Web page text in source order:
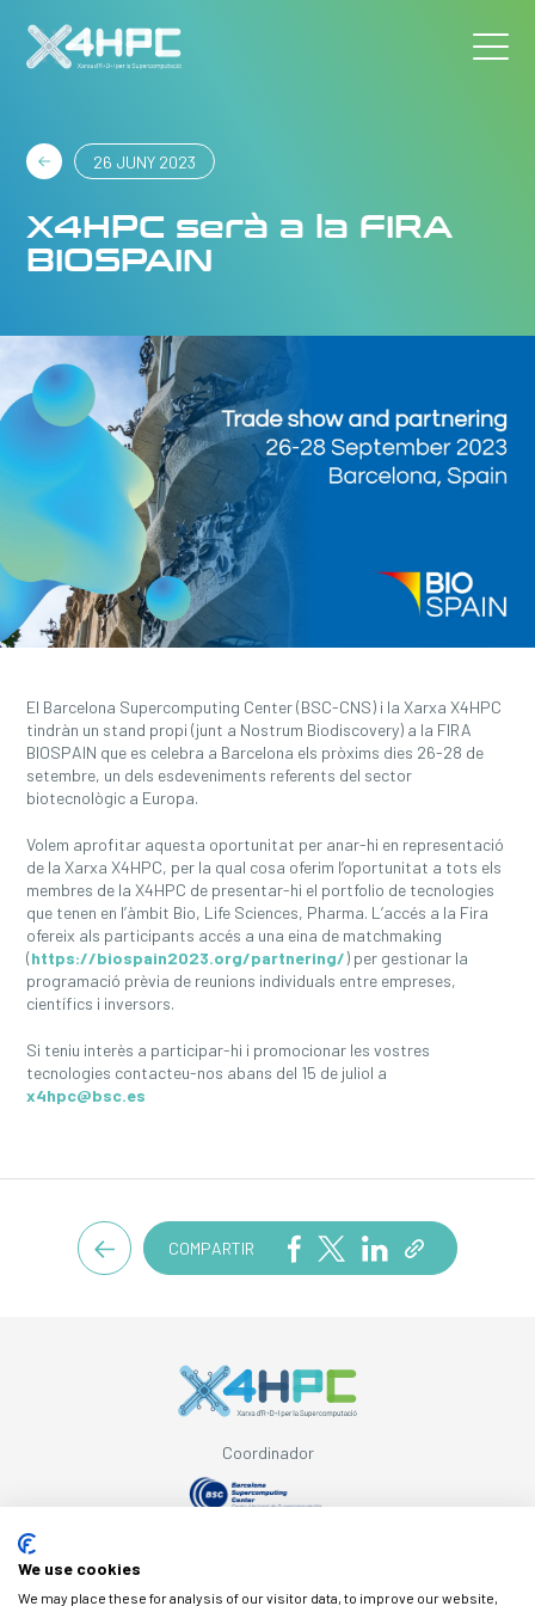
26 JUNY 2023
X4HPC serà a la FIRA
BIOSPAIN
El Barcelona Supercomputing Center (BSC-CNS) i la Xarxa X4HPC
tindràn un stand propi (junt a Nostrum Biodiscovery) a la FIRA
BIOSPAIN que es celebra a Barcelona els pròxims dies 26-28 de
setembre, un dels esdeveniments referents del sector
biotecnològic a Europa.
Volem aprofitar aquesta oportunitat per anar-hi en representació
de la Xarxa X4HPC, per la qual cosa oferim l’oportunitat a tots els
membres de la X4HPC de presentar-hi el portfolio de tecnologies
que tenen en l’àmbit Bio, Life Sciences, Pharma. L’accés a la Fira
ofereix als participants accés a una eina de matchmaking
(https://biospain2023.org/partnering/) per gestionar la
programació prèvia de reunions individuals entre empreses,
científics i inversors.
Si teniu interès a participar-hi i promocionar les vostres
tecnologies contacteu-nos abans del 15 de juliol a
x4hpc@bsc.es
COMPARTIR
Coordinador
We use cookies
We may place these for analysis of our visitor data, to improve our website,